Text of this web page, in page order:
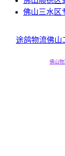
佛山三水区
途鸽物流佛山
佛山物